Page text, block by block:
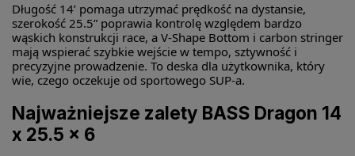
Długość 14’ pomaga utrzymać prędkość na dystansie,
szerokość 25.5” poprawia kontrolę względem bardzo
wąskich konstrukcji race, a V-Shape Bottom i carbon stringer
mają wspierać szybkie wejście w tempo, sztywność i
precyzyjne prowadzenie. To deska dla użytkownika, który
wie, czego oczekuje od sportowego SUP-a.
Najważniejsze zalety BASS Dragon 14
x 25.5 x 6